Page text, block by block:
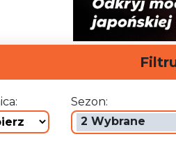
Sezon:
2 Wybrane